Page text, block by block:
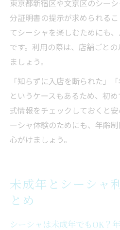
東京都新宿区や文京区のシー
分証明書の提示が求められる
てシーシャを楽しむためにも
です。利用の際は、店舗ごと
ましょう。
「知らずに入店を断られた」
というケースもあるため、初
式情報をチェックしておくと
ーシャ体験のためにも、年齢
心がけましょう。
未成年とシーシャ
とめ
シーシャは未成年でもOK？